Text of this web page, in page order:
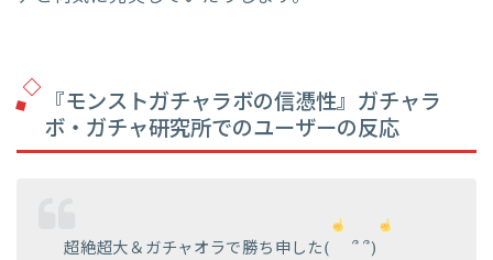
『モンストガチャラボの信憑性』ガチャラ
ボ・ガチャ研究所でのユーザーの反応
超絶超大＆ガチャオラで勝ち申した(
՞ ՞)